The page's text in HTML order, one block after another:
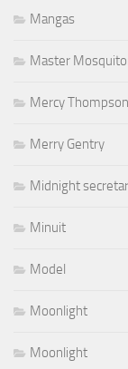
Mangas
Master
Mercy Thompson
Merry Gentry
Midnight
Minuit
Model
Moonlight
Moonlight